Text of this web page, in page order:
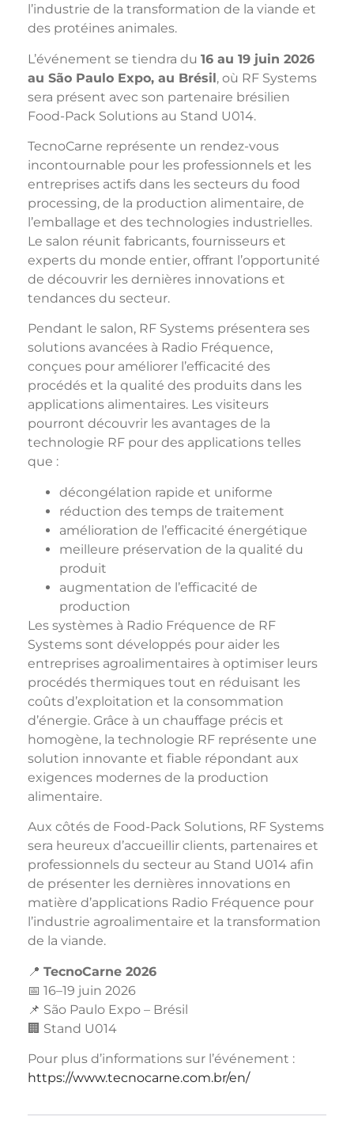
l’industrie de la transformation de la viande et
des protéines animales.
L’événement se tiendra du 16 au 19 juin 2026
au São Paulo Expo, au Brésil, où RF Systems
sera présent avec son partenaire brésilien
Food-Pack Solutions au Stand U014.
TecnoCarne représente un rendez-vous
incontournable pour les professionnels et les
entreprises actifs dans les secteurs du food
processing, de la production alimentaire, de
l’emballage et des technologies industrielles.
Le salon réunit fabricants, fournisseurs et
experts du monde entier, offrant l’opportunité
de découvrir les dernières innovations et
tendances du secteur.
Pendant le salon, RF Systems présentera ses
solutions avancées à Radio Fréquence,
conçues pour améliorer l’efficacité des
procédés et la qualité des produits dans les
applications alimentaires. Les visiteurs
pourront découvrir les avantages de la
technologie RF pour des applications telles
que :
décongélation rapide et uniforme
réduction des temps de traitement
amélioration de l’efficacité énergétique
meilleure préservation de la qualité du
produit
augmentation de l’efficacité de
production
Les systèmes à Radio Fréquence de RF
Systems sont développés pour aider les
entreprises agroalimentaires à optimiser leurs
procédés thermiques tout en réduisant les
coûts d’exploitation et la consommation
d’énergie. Grâce à un chauffage précis et
homogène, la technologie RF représente une
solution innovante et fiable répondant aux
exigences modernes de la production
alimentaire.
Aux côtés de Food-Pack Solutions, RF Systems
sera heureux d’accueillir clients, partenaires et
professionnels du secteur au Stand U014 afin
de présenter les dernières innovations en
matière d’applications Radio Fréquence pour
l’industrie agroalimentaire et la transformation
de la viande.
📍 TecnoCarne 2026
📅 16–19 juin 2026
📌 São Paulo Expo – Brésil
🏢 Stand U014
Pour plus d’informations sur l’événement :
https://www.tecnocarne.com.br/en/